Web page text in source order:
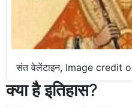
संत वेलेंटाइन, Image credit
क्या है इतिहास?